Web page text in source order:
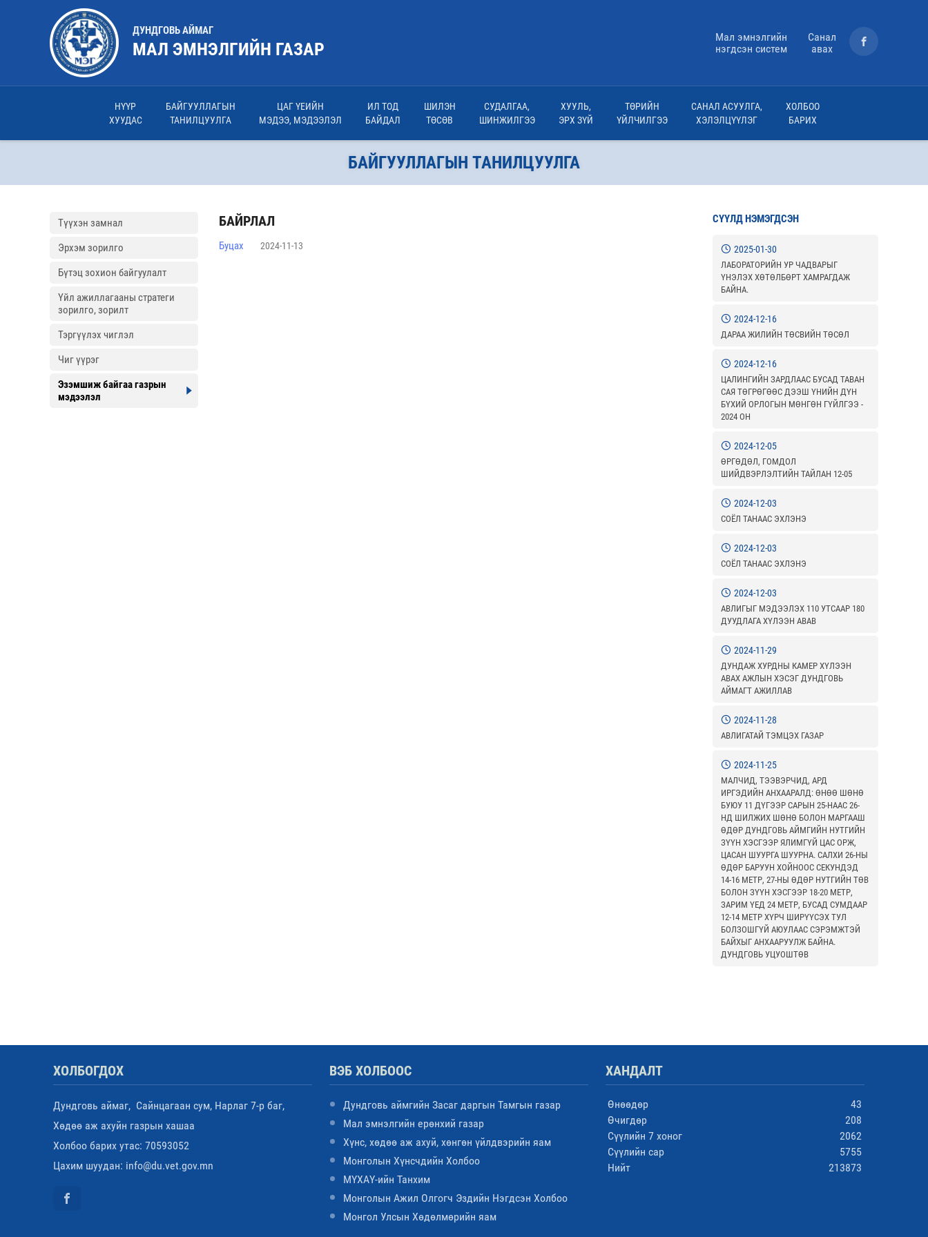
ДУНДГОВЬ АЙМАГ
МАЛ ЭМНЭЛГИЙН ГАЗАР
Мал эмнэлгийн
нэгдсэн систем
Санал
авах
НҮҮР
ХУУДАС
БАЙГУУЛЛАГЫН
ТАНИЛЦУУЛГА
ЦАГ ҮЕИЙН
МЭДЭЭ, МЭДЭЭЛЭЛ
ИЛ ТОД
БАЙДАЛ
ШИЛЭН
ТӨСӨВ
СУДАЛГАА,
ШИНЖИЛГЭЭ
ХУУЛЬ,
ЭРХ ЗҮЙ
ТӨРИЙН
ҮЙЛЧИЛГЭЭ
САНАЛ АСУУЛГА,
ХЭЛЭЛЦҮҮЛЭГ
ХОЛБОО
БАРИХ
БАЙГУУЛЛАГЫН ТАНИЛЦУУЛГА
Түүхэн замнал
Эрхэм зорилго
Бүтэц зохион байгуулалт
Үйл ажиллагааны стратеги
зорилго, зорилт
Тэргүүлэх чиглэл
Чиг үүрэг
Эзэмшиж байгаа газрын
мэдээлэл
БАЙРЛАЛ
Буцах 2024-11-13
СҮҮЛД НЭМЭГДСЭН
2025-01-30
ЛАБОРАТОРИЙН УР ЧАДВАРЫГ
ҮНЭЛЭХ ХӨТӨЛБӨРТ ХАМРАГДАЖ
БАЙНА.
2024-12-16
ДАРАА ЖИЛИЙН ТӨСВИЙН ТӨСӨЛ
2024-12-16
ЦАЛИНГИЙН ЗАРДЛААС БУСАД ТАВАН
САЯ ТӨГРӨГӨӨС ДЭЭШ ҮНИЙН ДҮН
БҮХИЙ ОРЛОГЫН МӨНГӨН ГҮЙЛГЭЭ -
2024 ОН
2024-12-05
ӨРГӨДӨЛ, ГОМДОЛ
ШИЙДВЭРЛЭЛТИЙН ТАЙЛАН 12-05
2024-12-03
СОЁЛ ТАНААС ЭХЛЭНЭ
2024-12-03
СОЁЛ ТАНААС ЭХЛЭНЭ
2024-12-03
АВЛИГЫГ МЭДЭЭЛЭХ 110 УТСААР 180
ДУУДЛАГА ХҮЛЭЭН АВАВ
2024-11-29
ДУНДАЖ ХУРДНЫ КАМЕР ХҮЛЭЭН
АВАХ АЖЛЫН ХЭСЭГ ДУНДГОВЬ
АЙМАГТ АЖИЛЛАВ
2024-11-28
АВЛИГАТАЙ ТЭМЦЭХ ГАЗАР
2024-11-25
МАЛЧИД, ТЭЭВЭРЧИД, АРД
ИРГЭДИЙН АНХААРАЛД: ӨНӨӨ ШӨНӨ
БУЮУ 11 ДҮГЭЭР САРЫН 25-НААС 26-
НД ШИЛЖИХ ШӨНӨ БОЛОН МАРГААШ
ӨДӨР ДУНДГОВЬ АЙМГИЙН НУТГИЙН
ЗҮҮН ХЭСГЭЭР ЯЛИМГҮЙ ЦАС ОРЖ,
ЦАСАН ШУУРГА ШУУРНА. САЛХИ 26-НЫ
ӨДӨР БАРУУН ХОЙНООС СЕКУНДЭД
14-16 МЕТР, 27-НЫ ӨДӨР НУТГИЙН ТӨВ
БОЛОН ЗҮҮН ХЭСГЭЭР 18-20 МЕТР,
ЗАРИМ ҮЕД 24 МЕТР, БУСАД СУМДААР
12-14 МЕТР ХҮРЧ ШИРҮҮСЭХ ТУЛ
БОЛЗОШГҮЙ АЮУЛААС СЭРЭМЖТЭЙ
БАЙХЫГ АНХААРУУЛЖ БАЙНА.
ДУНДГОВЬ УЦУОШТӨВ
ХОЛБОГДОХ
Дундговь аймаг, Сайнцагаан сум, Нарлаг 7-р баг,
Хөдөө аж ахуйн газрын хашаа
Холбоо барих утас: 70593052
Цахим шуудан: info@du.vet.gov.mn
ВЭБ ХОЛБООС
Дундговь аймгийн Засаг даргын Тамгын газар
Мал эмнэлгийн ерөнхий газар
Хүнс, хөдөө аж ахуй, хөнгөн үйлдвэрийн яам
Монголын Хүнсчдийн Холбоо
МҮХАҮ-ийн Танхим
Монголын Ажил Олгогч Эздийн Нэгдсэн Холбоо
Монгол Улсын Хөдөлмөрийн яам
ХАНДАЛТ
Өнөөдөр
43
Өчигдөр
208
Сүүлийн 7 хоног
2062
Сүүлийн сар
5755
Нийт
213873